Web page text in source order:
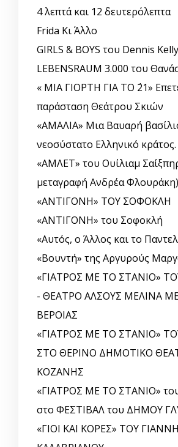
4 λεπτά και 12 δευτερόλεπτα
Frida Κι Άλλο
GIRLS & BOYS του Dennis Kelly
LEBENSRAUM 3.000 του
« ΜΙΑ ΓΙΟΡΤΗ ΓΙΑ ΤΟ ΄21»
παράσταση Θεάτρου Σκιών
«ΑΜΑΛΙΑ» Μια Βαυαρή
νεοσύστατο Ελληνικό κράτος.
«ΑΜΛΕΤ» του Ουίλιαμ
μεταγραφή Ανδρέα Φλουράκη)
«ΑΝΤΙΓΟΝΗ» ΤΟΥ ΣΟΦΟΚΛΗ
«ΑΝΤΙΓΟΝΗ» του Σοφοκλή
«Αυτός, o Άλλος και το
«Βουντή» της Αργυρούς
«ΓΙΑΤΡΟΣ ΜΕ ΤΟ ΣΤΑΝΙΟ»
- ΘΕΑΤΡΟ ΑΛΣΟΥΣ ΜΕΛΙΝΑ
ΒΕΡΟΙΑΣ
«ΓΙΑΤΡΟΣ ΜΕ ΤΟ ΣΤΑΝΙΟ»
ΣΤΟ ΘΕΡΙΝΟ ΔΗΜΟΤΙΚΟ
ΚΟΖΑΝΗΣ
«ΓΙΑΤΡΟΣ ΜΕ ΤΟ ΣΤΑΝΙΟ»
στο ΦΕΣΤΙΒΑΛ του ΔΗΜΟΥ
«ΓΙΟΙ ΚΑΙ ΚΟΡΕΣ» ΤΟΥ ΓΙΑΝΝΗ